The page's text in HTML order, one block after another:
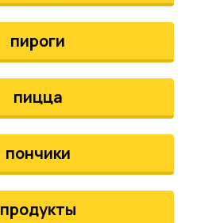
пироги
пицца
пончики
продукты